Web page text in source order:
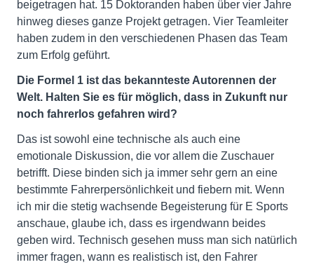
beigetragen hat. 15 Doktoranden haben über vier Jahre
hinweg dieses ganze Projekt getragen. Vier Teamleiter
haben zudem in den verschiedenen Phasen das Team
zum Erfolg geführt.
Die Formel 1 ist das bekannteste Autorennen der
Welt. Halten Sie es für möglich, dass in Zukunft nur
noch fahrerlos gefahren wird?
Das ist sowohl eine technische als auch eine
emotionale Diskussion, die vor allem die Zuschauer
betrifft. Diese binden sich ja immer sehr gern an eine
bestimmte Fahrerpersönlichkeit und fiebern mit. Wenn
ich mir die stetig wachsende Begeisterung für E Sports
anschaue, glaube ich, dass es irgendwann beides
geben wird. Technisch gesehen muss man sich natürlich
immer fragen, wann es realistisch ist, den Fahrer